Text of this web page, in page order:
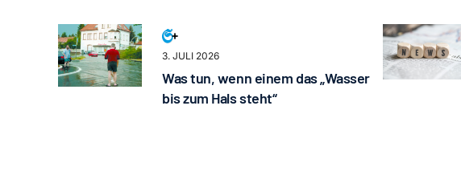
3. JULI 2026
Was tun, wenn einem das „Wasser
bis zum Hals steht“